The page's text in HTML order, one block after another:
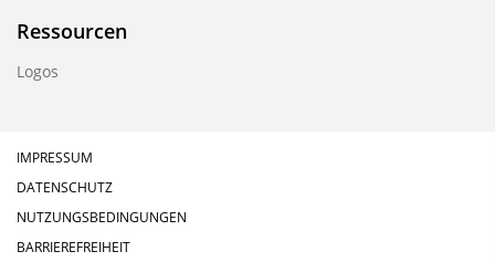
Ressourcen
Logos
IMPRESSUM
DATENSCHUTZ
NUTZUNGSBEDINGUNGEN
BARRIEREFREIHEIT